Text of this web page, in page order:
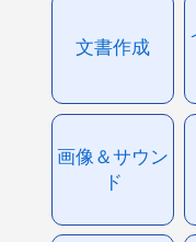
文書作成
画像＆サウン
ド